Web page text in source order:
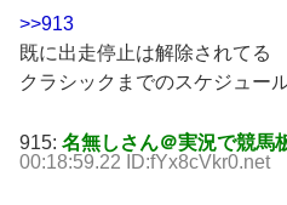
>>913
既に出走停止は解除されてる
クラシックまでのスケジュー
915: 名無しさん＠実況で競馬
00:18:59.22 ID:fYx8cVkr0.net